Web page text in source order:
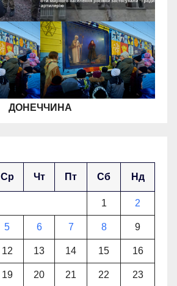
ДОНЕЧЧИНА
Ср Чт Пт Сб Нд
1 2
5 6 7 8 9
12 13 14 15 16
19 20 21 22 23